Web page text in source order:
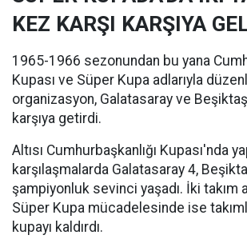
KEZ KARŞI KARŞIYA
1965-1966 sezonundan bu yana
Kupası ve Süper Kupa adlarıyla
organizasyon, Galatasaray ve
karşıya getirdi.
Altısı Cumhurbaşkanlığı Kupası'nda
karşılaşmalarda Galatasaray 4,
şampiyonluk sevinci yaşadı. İki takım
Süper Kupa mücadelesinde ise
kupayı kaldırdı.